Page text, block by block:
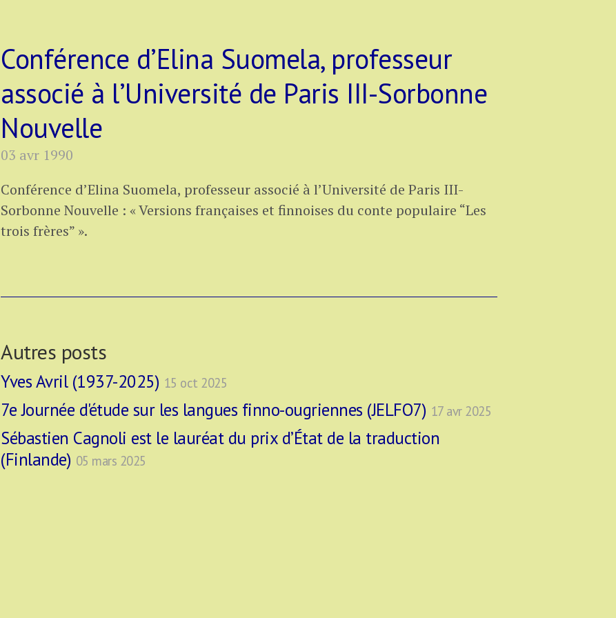
Conférence d’Elina Suomela, professeur
associé à l’Université de Paris III-Sorbonne
Nouvelle
03 avr 1990
Conférence d’Elina Suomela, professeur associé à l’Université de Paris III-
Sorbonne Nouvelle : « Versions françaises et finnoises du conte populaire “Les
trois frères” ».
Autres posts
Yves Avril (1937-2025) 15 oct 2025
7e Journée d'étude sur les langues finno-ougriennes (JELFO7) 17 avr 2025
Sébastien Cagnoli est le lauréat du prix d’État de la traduction
(Finlande) 05 mars 2025